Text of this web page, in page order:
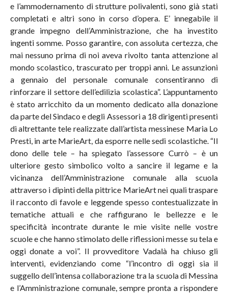
e l’ammodernamento di strutture polivalenti, sono già stati
completati e altri sono in corso d’opera. E’ innegabile il
grande impegno dell’Amministrazione, che ha investito
ingenti somme. Posso garantire, con assoluta certezza, che
mai nessuno prima di noi aveva rivolto tanta attenzione al
mondo scolastico, trascurato per troppi anni. Le assunzioni
a gennaio del personale comunale consentiranno di
rinforzare il settore dell’edilizia scolastica”. L’appuntamento
è stato arricchito da un momento dedicato alla donazione
da parte del Sindaco e degli Assessori a 18 dirigenti presenti
di altrettante tele realizzate dall’artista messinese Maria Lo
Presti, in arte MarieArt, da esporre nelle sedi scolastiche. “Il
dono delle tele – ha spiegato l’assessore Currò – è un
ulteriore gesto simbolico volto a sancire il legame e la
vicinanza dell’Amministrazione comunale alla scuola
attraverso i dipinti della pittrice MarieArt nei quali traspare
il racconto di favole e leggende spesso contestualizzate in
tematiche attuali e che raffigurano le bellezze e le
specificità incontrate durante le mie visite nelle vostre
scuole e che hanno stimolato delle riflessioni messe su tela e
oggi donate a voi”. Il provveditore Vadalà ha chiuso gli
interventi, evidenziando come “l’incontro di oggi sia il
suggello dell’intensa collaborazione tra la scuola di Messina
e l’Amministrazione comunale, sempre pronta a rispondere